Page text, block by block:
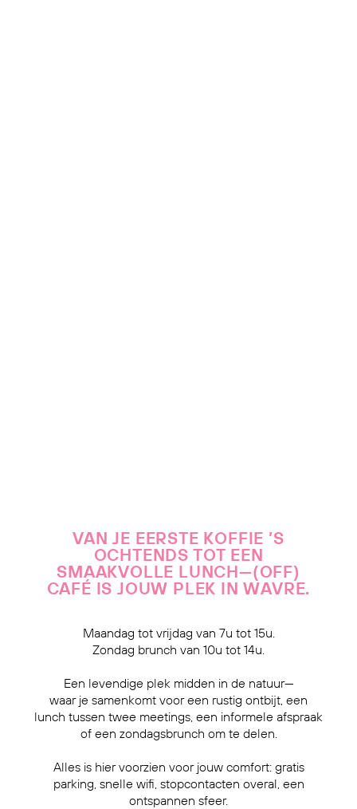
VAN JE EERSTE KOFFIE ’S
OCHTENDS TOT EEN
SMAAKVOLLE LUNCH—(OFF)
CAFÉ IS JOUW PLEK IN WAVRE.
Maandag tot vrijdag van 7u tot 15u.
Zondag brunch van 10u tot 14u.
Een levendige plek midden in de natuur—
waar je samenkomt voor een rustig ontbijt, een
lunch tussen twee meetings, een informele afspraak
of een zondagsbrunch om te delen.
Alles is hier voorzien voor jouw comfort: gratis
parking, snelle wifi, stopcontacten overal, een
ontspannen sfeer.